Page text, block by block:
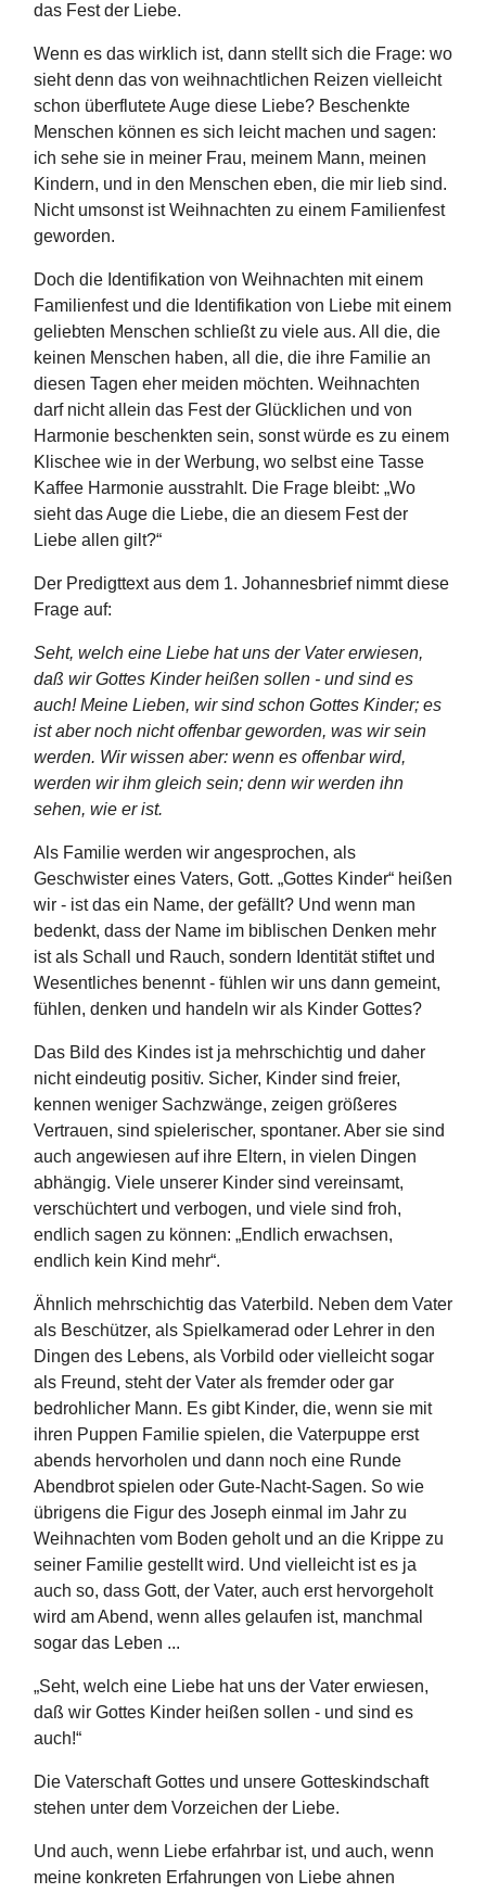
das Fest der Liebe.
Wenn es das wirklich ist, dann stellt sich die Frage: wo
sieht denn das von weihnachtlichen Reizen vielleicht
schon überflutete Auge diese Liebe? Beschenkte
Menschen können es sich leicht machen und sagen:
ich sehe sie in meiner Frau, meinem Mann, meinen
Kindern, und in den Menschen eben, die mir lieb sind.
Nicht umsonst ist Weihnachten zu einem Familienfest
geworden.
Doch die Identifikation von Weihnachten mit einem
Familienfest und die Identifikation von Liebe mit einem
geliebten Menschen schließt zu viele aus. All die, die
keinen Menschen haben, all die, die ihre Familie an
diesen Tagen eher meiden möchten. Weihnachten
darf nicht allein das Fest der Glücklichen und von
Harmonie beschenkten sein, sonst würde es zu einem
Klischee wie in der Werbung, wo selbst eine Tasse
Kaffee Harmonie ausstrahlt. Die Frage bleibt: „Wo
sieht das Auge die Liebe, die an diesem Fest der
Liebe allen gilt?“
Der Predigttext aus dem 1. Johannesbrief nimmt diese
Frage auf:
Seht, welch eine Liebe hat uns der Vater erwiesen,
daß wir Gottes Kinder heißen sollen - und sind es
auch! Meine Lieben, wir sind schon Gottes Kinder; es
ist aber noch nicht offenbar geworden, was wir sein
werden. Wir wissen aber: wenn es offenbar wird,
werden wir ihm gleich sein; denn wir werden ihn
sehen, wie er ist.
Als Familie werden wir angesprochen, als
Geschwister eines Vaters, Gott. „Gottes Kinder“ heißen
wir - ist das ein Name, der gefällt? Und wenn man
bedenkt, dass der Name im biblischen Denken mehr
ist als Schall und Rauch, sondern Identität stiftet und
Wesentliches benennt - fühlen wir uns dann gemeint,
fühlen, denken und handeln wir als Kinder Gottes?
Das Bild des Kindes ist ja mehrschichtig und daher
nicht eindeutig positiv. Sicher, Kinder sind freier,
kennen weniger Sachzwänge, zeigen größeres
Vertrauen, sind spielerischer, spontaner. Aber sie sind
auch angewiesen auf ihre Eltern, in vielen Dingen
abhängig. Viele unserer Kinder sind vereinsamt,
verschüchtert und verbogen, und viele sind froh,
endlich sagen zu können: „Endlich erwachsen,
endlich kein Kind mehr“.
Ähnlich mehrschichtig das Vaterbild. Neben dem Vater
als Beschützer, als Spielkamerad oder Lehrer in den
Dingen des Lebens, als Vorbild oder vielleicht sogar
als Freund, steht der Vater als fremder oder gar
bedrohlicher Mann. Es gibt Kinder, die, wenn sie mit
ihren Puppen Familie spielen, die Vaterpuppe erst
abends hervorholen und dann noch eine Runde
Abendbrot spielen oder Gute-Nacht-Sagen. So wie
übrigens die Figur des Joseph einmal im Jahr zu
Weihnachten vom Boden geholt und an die Krippe zu
seiner Familie gestellt wird. Und vielleicht ist es ja
auch so, dass Gott, der Vater, auch erst hervorgeholt
wird am Abend, wenn alles gelaufen ist, manchmal
sogar das Leben ...
„Seht, welch eine Liebe hat uns der Vater erwiesen,
daß wir Gottes Kinder heißen sollen - und sind es
auch!“
Die Vaterschaft Gottes und unsere Gotteskindschaft
stehen unter dem Vorzeichen der Liebe.
Und auch, wenn Liebe erfahrbar ist, und auch, wenn
meine konkreten Erfahrungen von Liebe ahnen